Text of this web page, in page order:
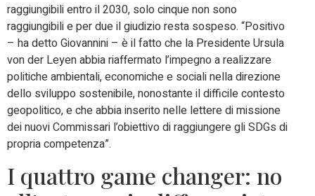
raggiungibili entro il 2030, solo cinque non sono
raggiungibili e per due il giudizio resta sospeso. “Positivo
– ha detto Giovannini – è il fatto che la Presidente Ursula
von der Leyen abbia riaffermato l’impegno a realizzare
politiche ambientali, economiche e sociali nella direzione
dello sviluppo sostenibile, nonostante il difficile contesto
geopolitico, e che abbia inserito nelle lettere di missione
dei nuovi Commissari l’obiettivo di raggiungere gli SDGs di
propria competenza”.
I quattro game changer: no